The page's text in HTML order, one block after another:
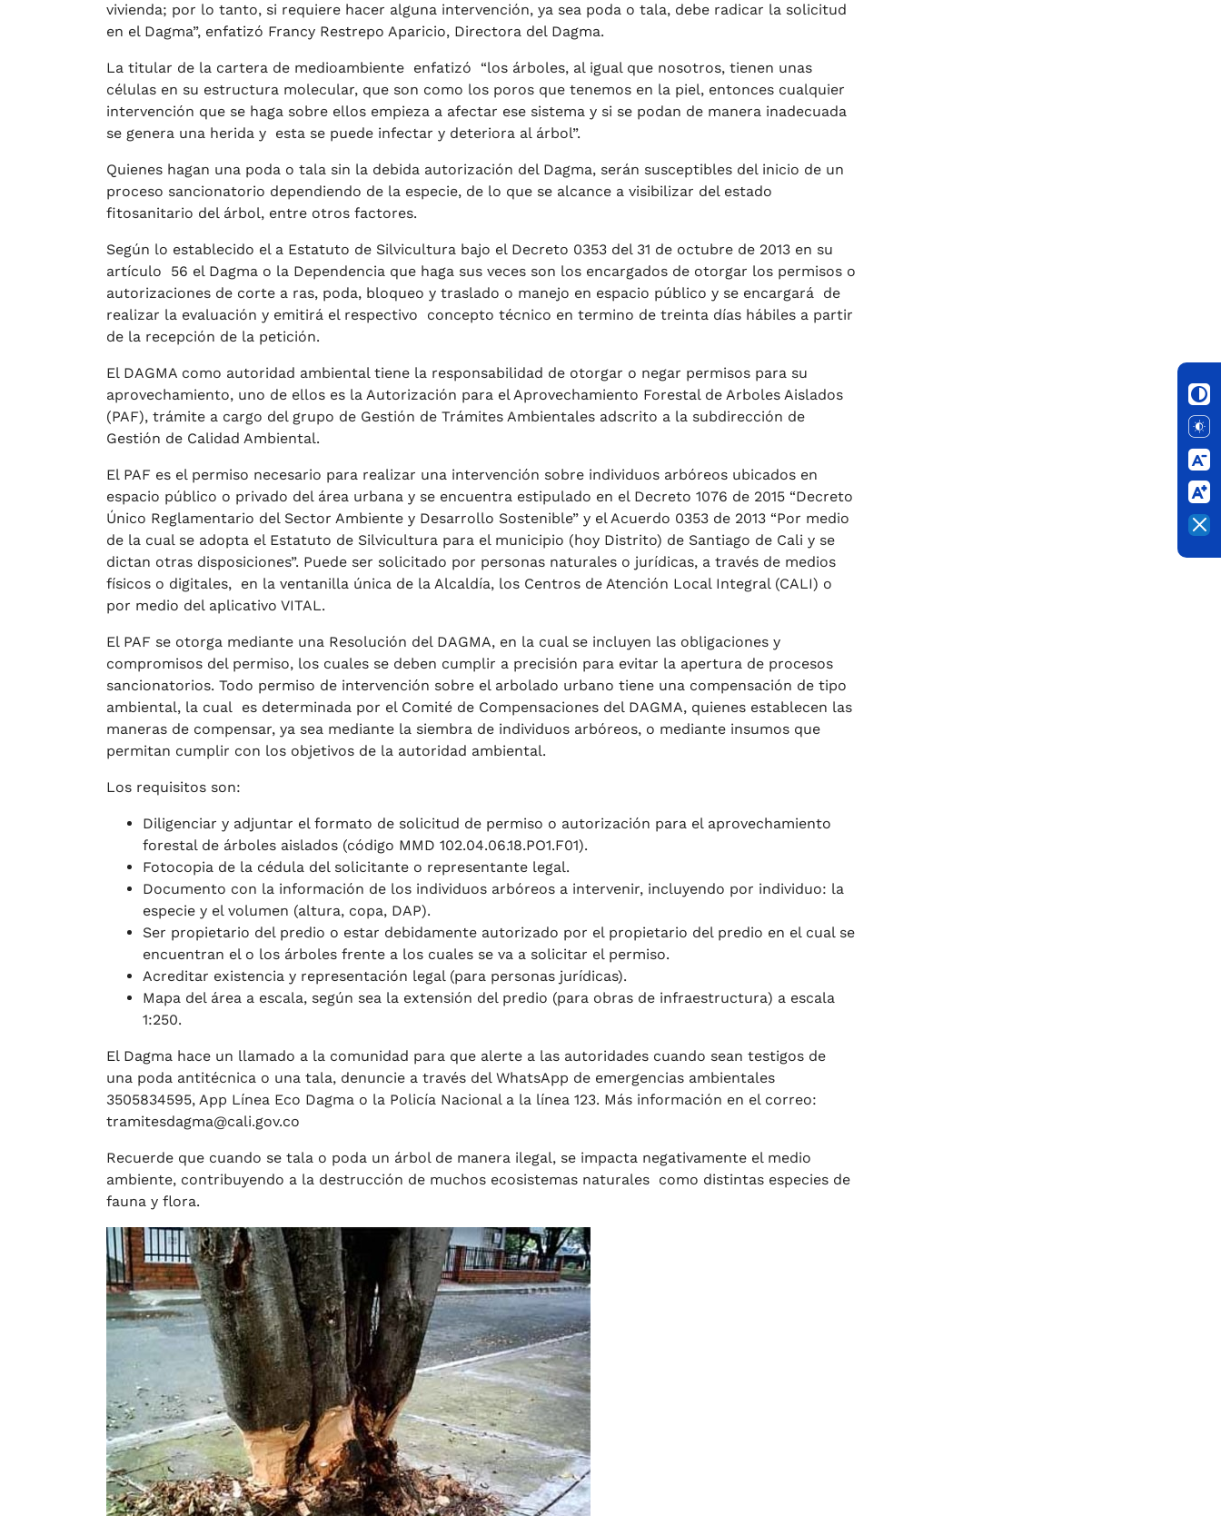
vivienda; por lo tanto, si requiere hacer alguna intervención, ya sea poda o tala, debe radicar la solicitud
en el Dagma”, enfatizó Francy Restrepo Aparicio, Directora del Dagma.
La titular de la cartera de medioambiente enfatizó “los árboles, al igual que nosotros, tienen unas
células en su estructura molecular, que son como los poros que tenemos en la piel, entonces cualquier
intervención que se haga sobre ellos empieza a afectar ese sistema y si se podan de manera inadecuada
se genera una herida y esta se puede infectar y deteriora al árbol”.
Quienes hagan una poda o tala sin la debida autorización del Dagma, serán susceptibles del inicio de un
proceso sancionatorio dependiendo de la especie, de lo que se alcance a visibilizar del estado
fitosanitario del árbol, entre otros factores.
Según lo establecido el a Estatuto de Silvicultura bajo el Decreto 0353 del 31 de octubre de 2013 en su
artículo 56 el Dagma o la Dependencia que haga sus veces son los encargados de otorgar los permisos o
autorizaciones de corte a ras, poda, bloqueo y traslado o manejo en espacio público y se encargará de
realizar la evaluación y emitirá el respectivo concepto técnico en termino de treinta días hábiles a partir
de la recepción de la petición.
El DAGMA como autoridad ambiental tiene la responsabilidad de otorgar o negar permisos para su
aprovechamiento, uno de ellos es la Autorización para el Aprovechamiento Forestal de Arboles Aislados
(PAF), trámite a cargo del grupo de Gestión de Trámites Ambientales adscrito a la subdirección de
Gestión de Calidad Ambiental.
El PAF es el permiso necesario para realizar una intervención sobre individuos arbóreos ubicados en
espacio público o privado del área urbana y se encuentra estipulado en el Decreto 1076 de 2015 “Decreto
Único Reglamentario del Sector Ambiente y Desarrollo Sostenible” y el Acuerdo 0353 de 2013 “Por medio
de la cual se adopta el Estatuto de Silvicultura para el municipio (hoy Distrito) de Santiago de Cali y se
dictan otras disposiciones”. Puede ser solicitado por personas naturales o jurídicas, a través de medios
físicos o digitales, en la ventanilla única de la Alcaldía, los Centros de Atención Local Integral (CALI) o
por medio del aplicativo VITAL.
El PAF se otorga mediante una Resolución del DAGMA, en la cual se incluyen las obligaciones y
compromisos del permiso, los cuales se deben cumplir a precisión para evitar la apertura de procesos
sancionatorios. Todo permiso de intervención sobre el arbolado urbano tiene una compensación de tipo
ambiental, la cual es determinada por el Comité de Compensaciones del DAGMA, quienes establecen las
maneras de compensar, ya sea mediante la siembra de individuos arbóreos, o mediante insumos que
permitan cumplir con los objetivos de la autoridad ambiental.
Los requisitos son:
Diligenciar y adjuntar el formato de solicitud de permiso o autorización para el aprovechamiento
forestal de árboles aislados (código MMD 102.04.06.18.PO1.F01).
Fotocopia de la cédula del solicitante o representante legal.
Documento con la información de los individuos arbóreos a intervenir, incluyendo por individuo: la
especie y el volumen (altura, copa, DAP).
Ser propietario del predio o estar debidamente autorizado por el propietario del predio en el cual se
encuentran el o los árboles frente a los cuales se va a solicitar el permiso.
Acreditar existencia y representación legal (para personas jurídicas).
Mapa del área a escala, según sea la extensión del predio (para obras de infraestructura) a escala
1:250.
El Dagma hace un llamado a la comunidad para que alerte a las autoridades cuando sean testigos de
una poda antitécnica o una tala, denuncie a través del WhatsApp de emergencias ambientales
3505834595, App Línea Eco Dagma o la Policía Nacional a la línea 123. Más información en el correo:
tramitesdagma@cali.gov.co
Recuerde que cuando se tala o poda un árbol de manera ilegal, se impacta negativamente el medio
ambiente, contribuyendo a la destrucción de muchos ecosistemas naturales como distintas especies de
fauna y flora.